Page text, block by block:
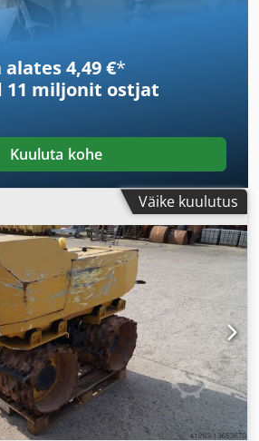
4,49 €*
11 miljonit ostjat
Kuuluta kohe
Väike kuulutus